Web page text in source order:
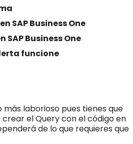
SAP Business One
SAP Business One
funcione
más laborioso pues tienes que
el Query con el código en
de lo que requieres que